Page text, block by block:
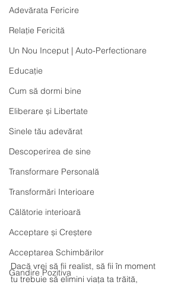
Adevărata Fericire
Relație Fericită
Un Nou Inceput | Auto-Perfectionare
Educație
Cum să dormi bine
Eliberare și Libertate
Sinele tău adevărat
Descoperirea de sine
Transformare Personală
Transformări Interioare
Călătorie interioară
Acceptare și Creștere
Acceptarea Schimbărilor
Gandire Pozitiva
Dacă vrei să fii realist, să fii în moment
tu trebuie să elimini viața ta trăită,